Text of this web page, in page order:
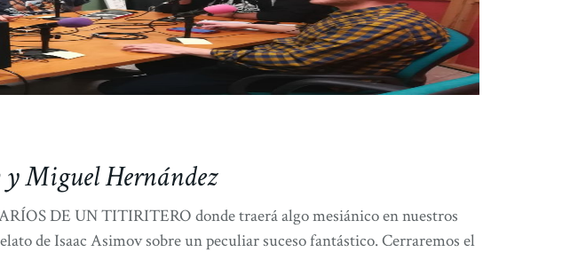
Miguel Hernández
DE UN TITIRITERO donde traerá algo mesiánico en nuestros
de Isaac Asimov sobre un peculiar suceso fantástico. Cerraremos el